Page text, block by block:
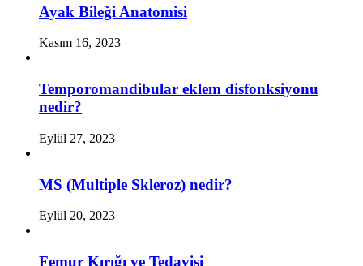
Ayak Bileği Anatomisi
Kasım 16, 2023
Temporomandibular eklem disfonksiyonu
nedir?
Eylül 27, 2023
MS (Multiple Skleroz) nedir?
Eylül 20, 2023
Femur Kırığı ve Tedavisi